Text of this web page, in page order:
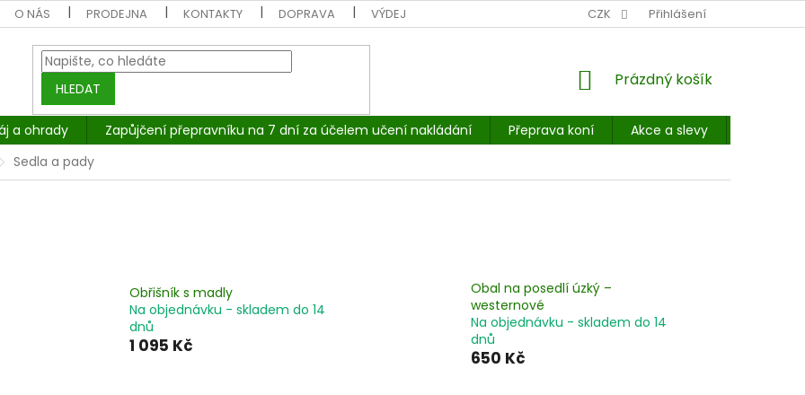
O NÁS PRODEJNA KONTAKTY DOPRAVA VÝDEJNÍ MÍSTO: BALÍKOVNA, PPL, GLS, SUPERVÝDEJNY, UPS
CZK Přihlášení
HLEDAT
NÁKUPNÍ
Prázdný košík
a ohrady Zapůjčení přepravníku na 7 dní za účelem učení nakládání Přeprava koní Akce a slevy
Sedla a pady
Obřišník s madly
Na objednávku - skladem do 14
dnů
1 095 Kč
Obal na posedlí úzký –
westernové
Na objednávku - skladem do 14
dnů
650 Kč